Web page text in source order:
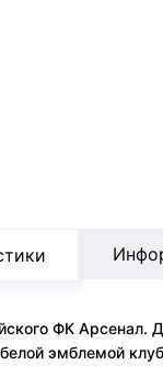
ФК Арсенал.
эмблемой